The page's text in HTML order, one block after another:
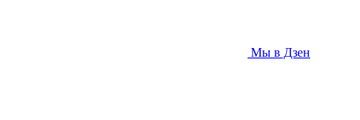
Мы в Дзен